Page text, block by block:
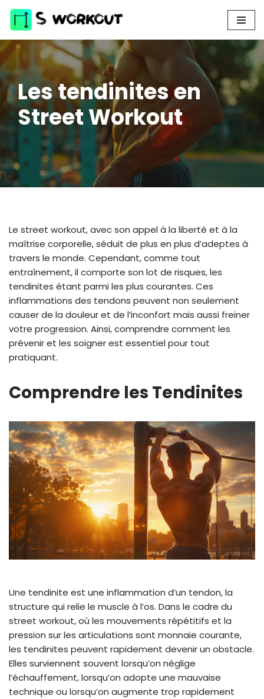
Aller
au
contenu
Les tendinites en
Street Workout
Le street workout, avec son appel à la liberté et à la
maîtrise corporelle, séduit de plus en plus d’adeptes à
travers le monde. Cependant, comme tout
entraînement, il comporte son lot de risques, les
tendinites étant parmi les plus courantes. Ces
inflammations des tendons peuvent non seulement
causer de la douleur et de l’inconfort mais aussi freiner
votre progression. Ainsi, comprendre comment les
prévenir et les soigner est essentiel pour tout
pratiquant.
Comprendre les Tendinites
Une tendinite est une inflammation d’un tendon, la
structure qui relie le muscle à l’os. Dans le cadre du
street workout, où les mouvements répétitifs et la
pression sur les articulations sont monnaie courante,
les tendinites peuvent rapidement devenir un obstacle.
Elles surviennent souvent lorsqu’on néglige
l’échauffement, lorsqu’on adopte une mauvaise
technique ou lorsqu’on augmente trop rapidement